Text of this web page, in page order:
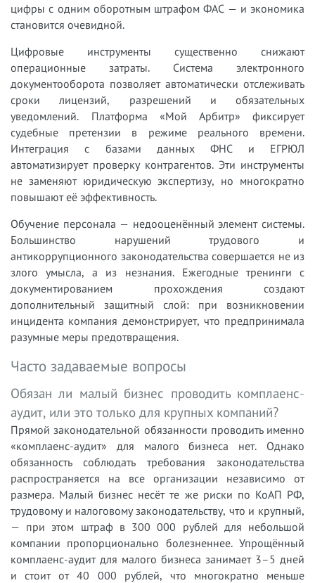
цифры с одним оборотным штрафом ФАС — и экономика
становится очевидной.
Цифровые инструменты существенно снижают
операционные затраты. Система электронного
документооборота позволяет автоматически отслеживать
сроки лицензий, разрешений и обязательных
уведомлений. Платформа «Мой Арбитр» фиксирует
судебные претензии в режиме реального времени.
Интеграция с базами данных ФНС и ЕГРЮЛ
автоматизирует проверку контрагентов. Эти инструменты
не заменяют юридическую экспертизу, но многократно
повышают её эффективность.
Обучение персонала — недооценённый элемент системы.
Большинство нарушений трудового и
антикоррупционного законодательства совершается не из
злого умысла, а из незнания. Ежегодные тренинги с
документированием прохождения создают
дополнительный защитный слой: при возникновении
инцидента компания демонстрирует, что предпринимала
разумные меры предотвращения.
Часто задаваемые вопросы
Обязан ли малый бизнес проводить комплаенс-
аудит, или это только для крупных компаний?
Прямой законодательной обязанности проводить именно
«комплаенс-аудит» для малого бизнеса нет. Однако
обязанность соблюдать требования законодательства
распространяется на все организации независимо от
размера. Малый бизнес несёт те же риски по КоАП РФ,
трудовому и налоговому законодательству, что и крупный,
— при этом штраф в 300 000 рублей для небольшой
компании пропорционально болезненнее. Упрощённый
комплаенс-аудит для малого бизнеса занимает 3–5 дней
и стоит от 40 000 рублей, что многократно меньше